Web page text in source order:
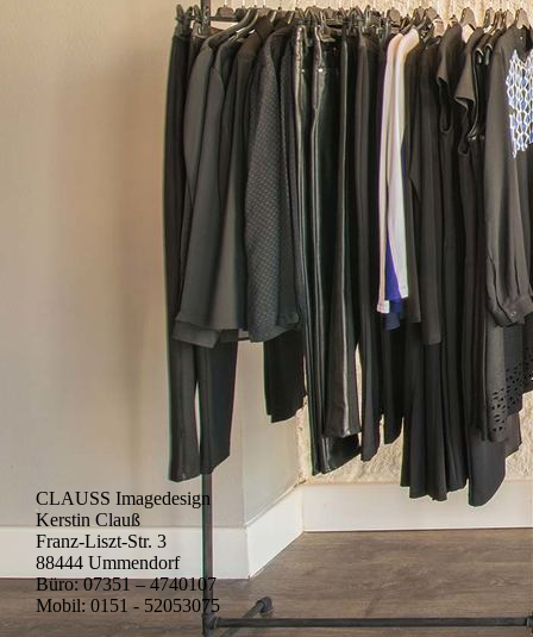
CLAUSS Imagedesign
Kerstin Clauß
Franz-Liszt-Str. 3
88444 Ummendorf
Büro: 07351 – 4740107
Mobil: 0151 - 52053075